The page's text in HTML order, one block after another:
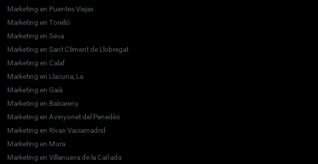
Marketing en Puentes Viejas
Marketing en Torelló
Marketing en Seva
Marketing en Sant Climent de Llobregat
Marketing en Calaf
Marketing en Llacuna, La
Marketing en Gaià
Marketing en Balsareny
Marketing en Avinyonet del Penedès
Marketing en Rivas-Vaciamadrid
Marketing en Mura
Marketing en Villanueva de la Cañada